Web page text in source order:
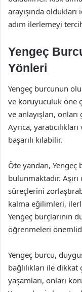
arayışında
adım ilerlemeyi
Yengeç
Yönleri
Yengeç burcunun
ve koruyuculuk öne
ve anlayışları,
Ayrıca,
başarılı kılabilir.
Öte yandan,
bulunmaktadır.
süreçlerini
kalma eğilimleri,
Yengeç burçlarının
öğrenmeleri
Yengeç burcu,
bağlılıkları ile
yaşamları, onları